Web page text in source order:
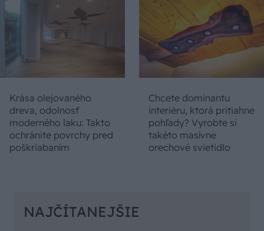
Krása olejovaného
dreva, odolnosť
moderného laku: Takto
ochránite povrchy pred
poškriabaním
Chcete dominantu
interiéru, ktorá pritiahne
pohľady? Vyrobte si
takéto masívne
orechové svietidlo
NAJČÍTANEJŠIE